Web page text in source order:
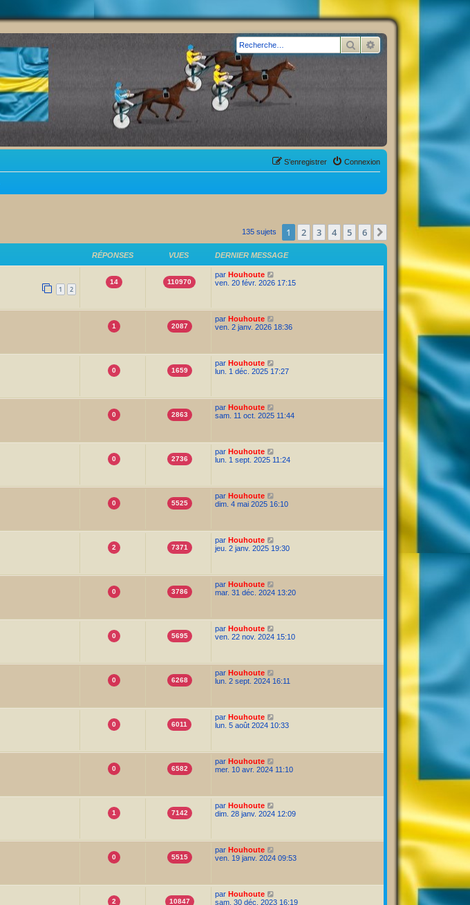
Rechercher
Connexion
S’enregistrer
135 sujets 1 2 3 4 5 6 Suivante
RÉPONSES VUES DERNIER MESSAGE
1 2
14 110970
par Houhoute
ven. 20 févr. 2026 17:15
1 2087
par Houhoute
ven. 2 janv. 2026 18:36
0 1659
par Houhoute
lun. 1 déc. 2025 17:27
0 2863
par Houhoute
sam. 11 oct. 2025 11:44
0 2736
par Houhoute
lun. 1 sept. 2025 11:24
0 5525
par Houhoute
dim. 4 mai 2025 16:10
2 7371
par Houhoute
jeu. 2 janv. 2025 19:30
0 3786
par Houhoute
mar. 31 déc. 2024 13:20
0 5695
par Houhoute
ven. 22 nov. 2024 15:10
0 6268
par Houhoute
lun. 2 sept. 2024 16:11
0 6011
par Houhoute
lun. 5 août 2024 10:33
0 6582
par Houhoute
mer. 10 avr. 2024 11:10
1 7142
par Houhoute
dim. 28 janv. 2024 12:09
0 5515
par Houhoute
ven. 19 janv. 2024 09:53
2 10847
par Houhoute
sam. 30 déc. 2023 16:19